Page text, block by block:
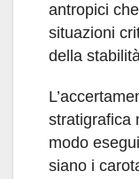
antropici
situazioni
della
stratigrafica
modo
siano i